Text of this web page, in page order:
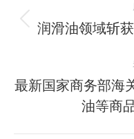
章
航
润滑油领域斩
最新国家商务部海
油等商